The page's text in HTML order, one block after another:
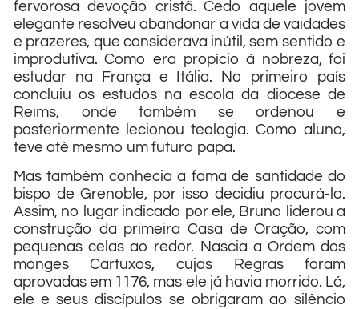
fervorosa devoção cristã. Cedo aquele jovem
elegante resolveu abandonar a vida de vaidades
e prazeres, que considerava inútil, sem sentido e
improdutiva. Como era propício à nobreza, foi
estudar na França e Itália. No primeiro país
concluiu os estudos na escola da diocese de
Reims, onde também se ordenou e
posteriormente lecionou teologia. Como aluno,
teve até mesmo um futuro papa.
Mas também conhecia a fama de santidade do
bispo de Grenoble, por isso decidiu procurá-lo.
Assim, no lugar indicado por ele, Bruno liderou a
construção da primeira Casa de Oração, com
pequenas celas ao redor. Nascia a Ordem dos
monges Cartuxos, cujas Regras foram
aprovadas em 1176, mas ele já havia morrido. Lá,
ele e seus discípulos se obrigaram ao silêncio